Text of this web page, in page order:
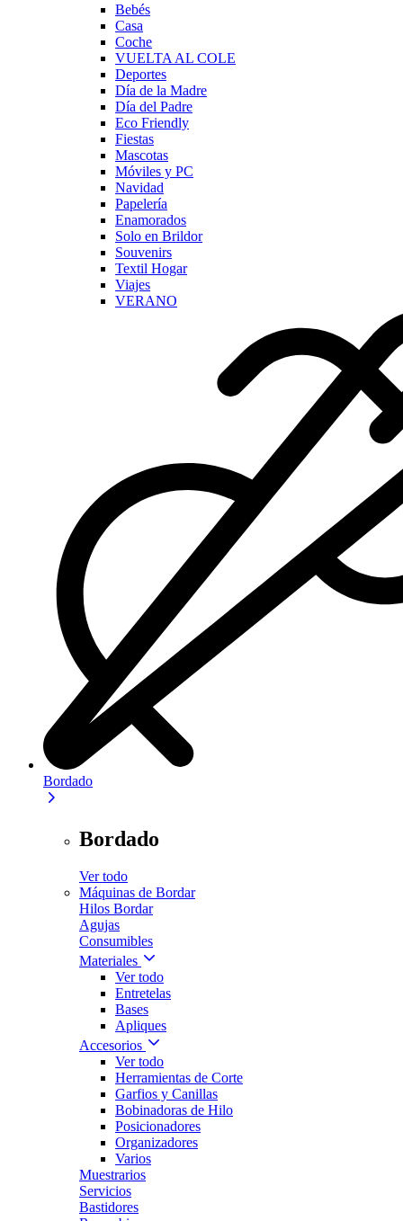
Bebés
Casa
Coche
VUELTA AL COLE
Deportes
Día de la Madre
Día del Padre
Eco Friendly
Fiestas
Mascotas
Móviles y PC
Navidad
Papelería
Enamorados
Solo en Brildor
Souvenirs
Textil Hogar
Viajes
VERANO
Bordado
Bordado
Ver todo
Máquinas de Bordar
Hilos Bordar
Agujas
Consumibles
Materiales
Ver todo
Entretelas
Bases
Apliques
Accesorios
Ver todo
Herramientas de Corte
Garfios y Canillas
Bobinadoras de Hilo
Posicionadores
Organizadores
Varios
Muestrarios
Servicios
Bastidores